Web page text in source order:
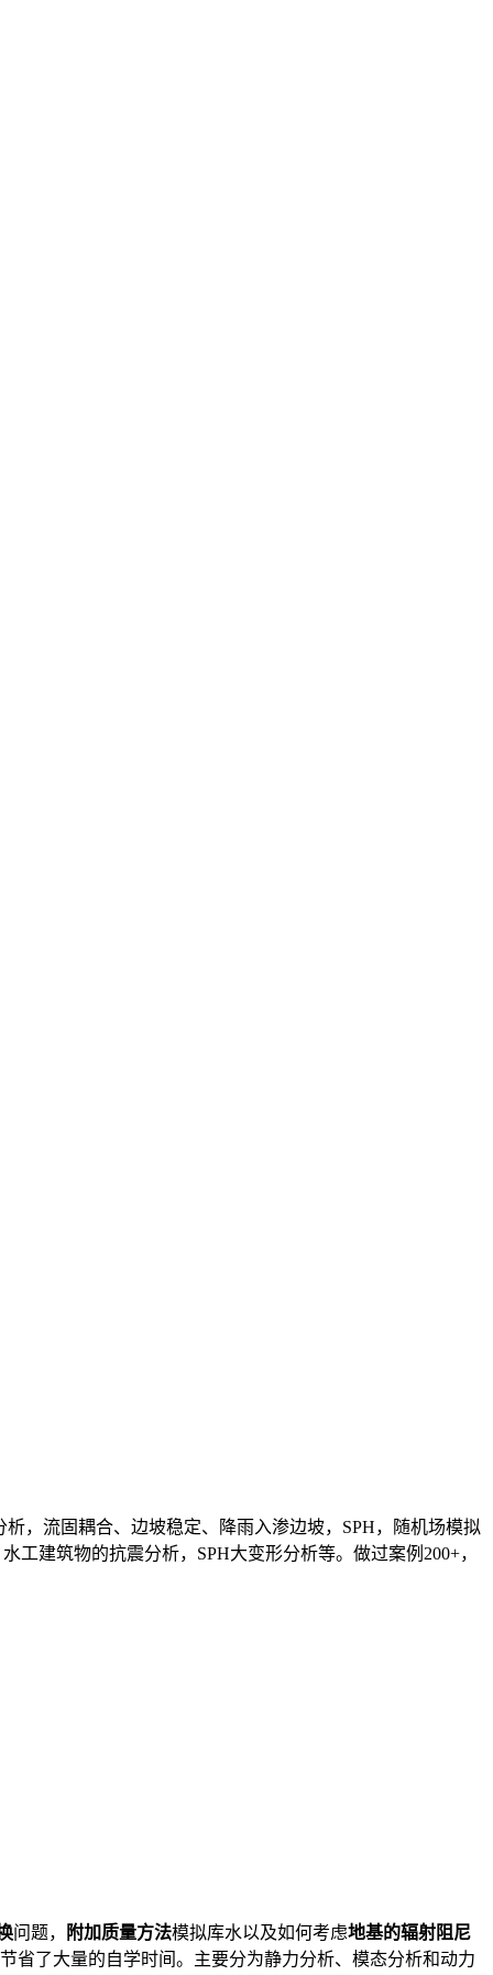
，流固耦合、边坡稳定、降雨入渗边坡，SPH，随机场模拟
建筑物的抗震分析，SPH大变形分析等。做过案例200+，
问题， 附加质量方法模拟库水以及如何考虑地基的辐射阻尼
省了大量的自学时间。主要分为静力分析、模态分析和动力